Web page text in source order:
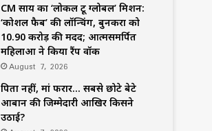
CM साय का ‘लोकल टू ग्लोबल’ मिशन:
‘कोशल फैब’ की लॉन्चिंग, बुनकरों को
10.90 करोड़ की मदद; आत्मसमर्पित
महिलाओं ने किया रैंप वॉक
August 7, 2026
पिता नहीं, मां फरार… सबसे छोटे बेटे
आबान की जिम्मेदारी आखिर किसने
उठाई?